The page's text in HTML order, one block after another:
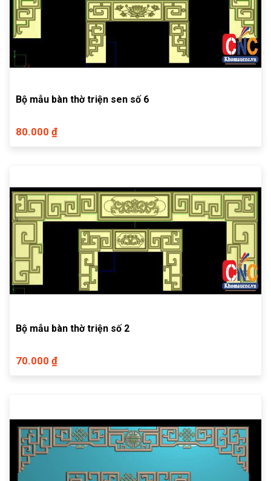
Bộ mẫu bàn thờ triện sen số 6
80.000 ₫
Bộ mẫu bàn thờ triện số 2
70.000 ₫